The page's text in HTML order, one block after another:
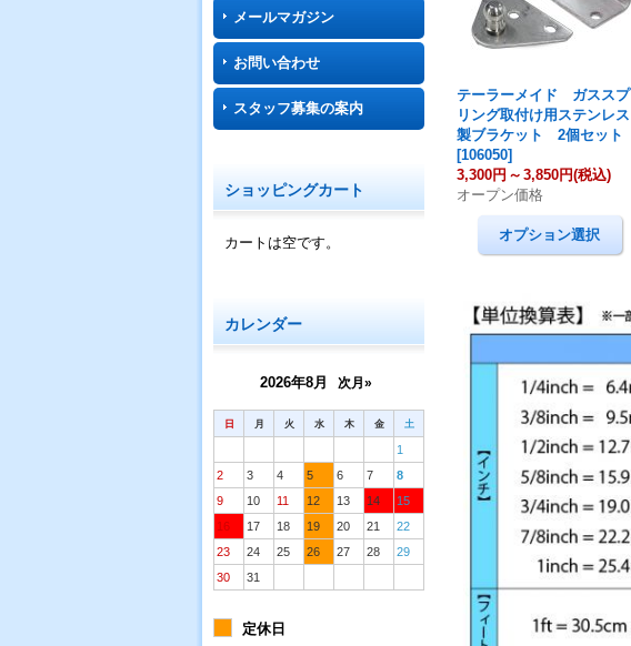
メールマガジン
お問い合わせ
スタッフ募集の案内
ショッピングカート
カートは空です。
カレンダー
2026年8月 次月»
日 月 火 水 木 金 土
1
2
3 4 5 6 7
8
9
10 11 12 13 14
15
16
17 18 19 20 21
22
23
24 25 26 27 28
29
30
31
定休日
テーラーメイド ガススプ
リング取付け用ステンレス
製ブラケット 2個セット
[106050]
3,300円 ～ 3,850円(税込)
オープン価格